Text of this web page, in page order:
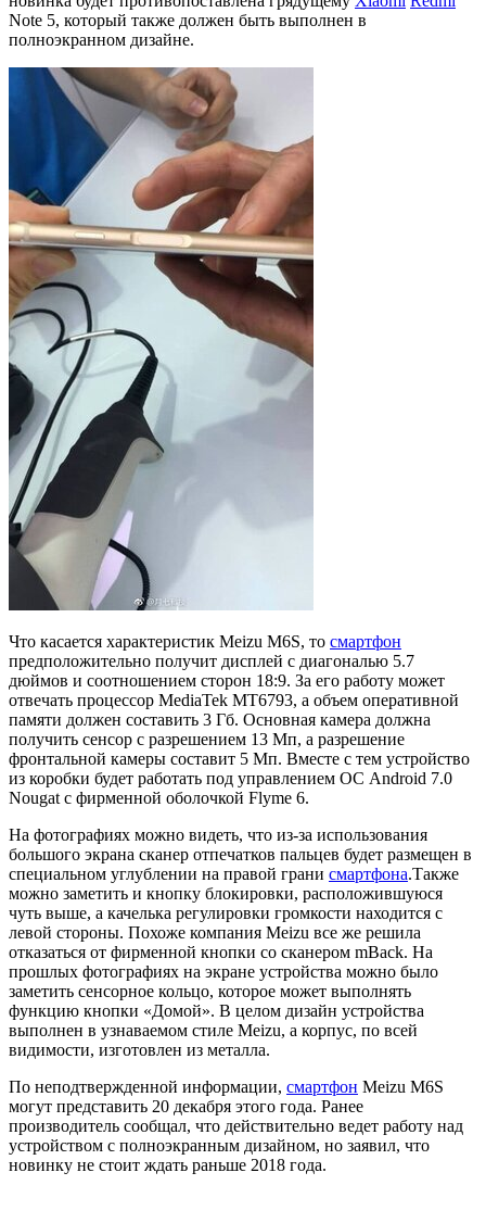
Note 5, который также должен быть выполнен в
полноэкранном дизайне.
Что касается характеристик Meizu M6S, то смартфон
предположительно получит дисплей с диагональю 5.7
дюймов и соотношением сторон 18:9. За его работу может
отвечать процессор MediaTek MT6793, а объем оперативной
памяти должен составить 3 Гб. Основная камера должна
получить сенсор с разрешением 13 Мп, а разрешение
фронтальной камеры составит 5 Мп. Вместе с тем устройство
из коробки будет работать под управлением ОС Android 7.0
Nougat с фирменной оболочкой Flyme 6.
На фотографиях можно видеть, что из-за использования
большого экрана сканер отпечатков пальцев будет размещен в
специальном углублении на правой грани смартфона.Также
можно заметить и кнопку блокировки, расположившуюся
чуть выше, а качелька регулировки громкости находится с
левой стороны. Похоже компания Meizu все же решила
отказаться от фирменной кнопки со сканером mBack. На
прошлых фотографиях на экране устройства можно было
заметить сенсорное кольцо, которое может выполнять
функцию кнопки «Домой». В целом дизайн устройства
выполнен в узнаваемом стиле Meizu, а корпус, по всей
видимости, изготовлен из металла.
По неподтвержденной информации, смартфон Meizu M6S
могут представить 20 декабря этого года. Ранее
производитель сообщал, что действительно ведет работу над
устройством с полноэкранным дизайном, но заявил, что
новинку не стоит ждать раньше 2018 года.